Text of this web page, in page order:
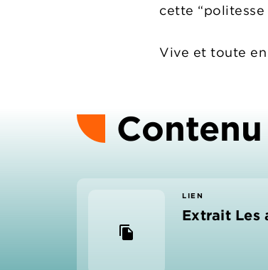
cette
Vive et toute en
file_copy
LIEN
Extrait Les